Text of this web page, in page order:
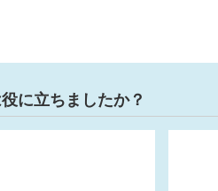
に立ちましたか？